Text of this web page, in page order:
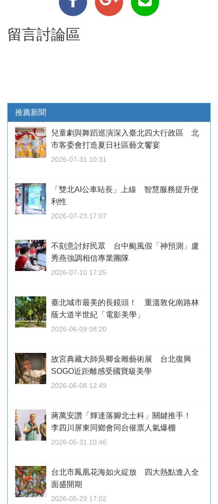
留言討論區
推薦新聞
兒童劇與舞蹈巡演深入臺北四大行政區 北
市客委會打造夏日社區藝文饗宴
2026-07-31 10:31
「雙北AI公車站長」上線 智慧服務提升便
利性
2026-07-23 17:07
不刻意討好民眾 台中颱風假「神預測」盧
秀燕強調相信專業團隊
2026-07-10 17:25
臺北城市最美的長鏡頭！ 重溫敦化南路林
蔭大道半世紀「電影美學」
2026-06-09 08:20
故宮典藏大師吳卿金雕藝術展 台北復興
SOGO近距離感受國寶級美學
2026-06-08 12:49
蔣萬安讚「輝達落腳北士科」關鍵推手！
李四川屏東同鄉會同台催票人氣爆棚
2026-05-31 10:46
台北市鳳凰花海如火綻放 四大熱點進入全
面盛開期
2026-05-29 17:02